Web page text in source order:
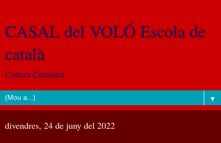
CASAL del VOLÓ Escola de
català
Cultura Catalana
▼
divendres, 24 de juny del 2022